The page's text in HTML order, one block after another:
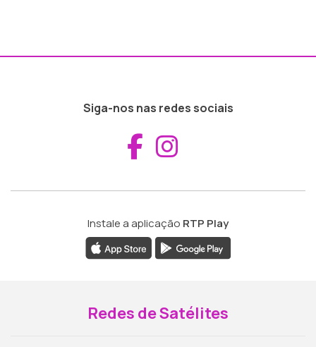
Siga-nos nas redes sociais
Aceder ao
Instale a aplicação RTP Play
Redes de Satélites